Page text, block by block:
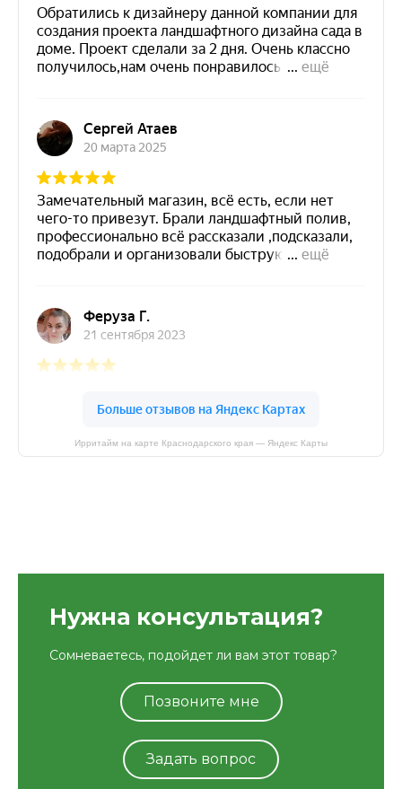
Ирритайм на карте Краснодарского края — Яндекс Карты
Нужна консультация?
Сомневаетесь, подойдет ли вам этот товар?
Позвоните мне
Задать вопрос